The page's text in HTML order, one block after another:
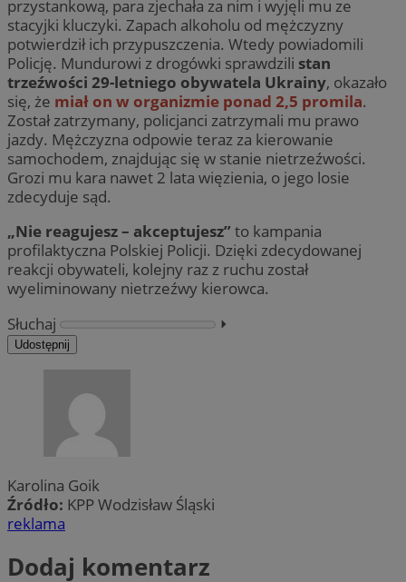
przystankową, para zjechała za nim i wyjęli mu ze
stacyjki kluczyki. Zapach alkoholu od mężczyzny
potwierdził ich przypuszczenia. Wtedy powiadomili
Policję. Mundurowi z drogówki sprawdzili stan
trzeźwości 29-letniego obywatela Ukrainy, okazało
się, że miał on w organizmie ponad 2,5 promila.
Został zatrzymany, policjanci zatrzymali mu prawo
jazdy. Mężczyzna odpowie teraz za kierowanie
samochodem, znajdując się w stanie nietrzeźwości.
Grozi mu kara nawet 2 lata więzienia, o jego losie
zdecyduje sąd.
„Nie reagujesz – akceptujesz” to kampania
profilaktyczna Polskiej Policji. Dzięki zdecydowanej
reakcji obywateli, kolejny raz z ruchu został
wyeliminowany nietrzeźwy kierowca.
Słuchaj
⏵︎
Udostępnij
Karolina Goik
Źródło: KPP Wodzisław Śląski
reklama
Dodaj komentarz